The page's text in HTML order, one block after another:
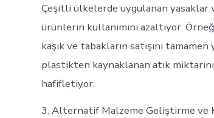
Çeşitli ülkelerde uygulanan yasaklar
ürünlerin kullanımını azaltıyor.
kaşık ve tabakların satışını
plastikten kaynaklanan atık miktarını
hafifletiyor.
3. Alternatif Malzeme Geliştirme ve